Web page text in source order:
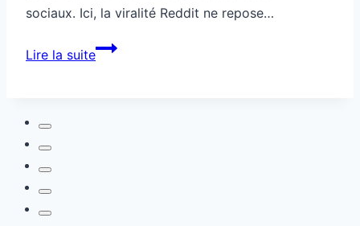
sociaux. Ici, la viralité Reddit ne repose…
Lire la suiteComment